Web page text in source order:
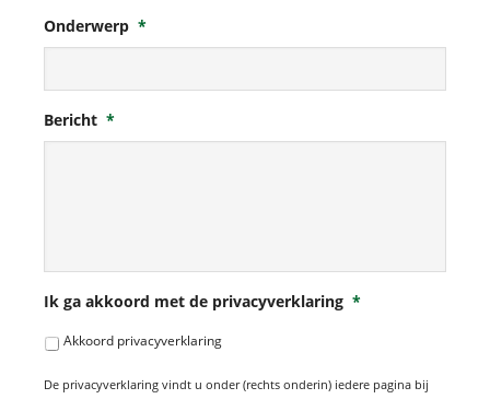
Onderwerp *
Bericht *
Ik ga akkoord met de privacyverklaring *
Akkoord privacyverklaring
De privacyverklaring vindt u onder (rechts onderin) iedere pagina bij